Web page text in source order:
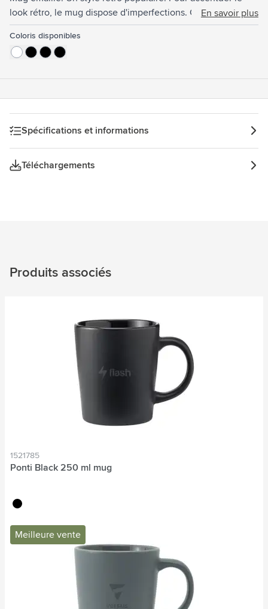
look rétro, le mug dispose d'imperfections. Capacité 350
ml.
En savoir plus
Coloris disponibles
Spécifications et informations
Téléchargements
Produits associés
1521785
Ponti Black 250 ml mug
noir
Meilleure vente